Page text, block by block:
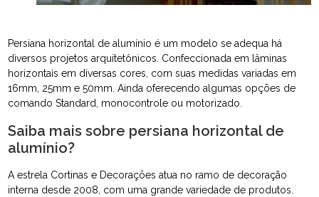
Persiana horizontal de alumínio é um modelo se adequa há
diversos projetos arquitetônicos. Confeccionada em lâminas
horizontais em diversas cores, com suas medidas variadas em
16mm, 25mm e 50mm. Ainda oferecendo algumas opções de
comando Standard, monocontrole ou motorizado.
Saiba mais sobre persiana horizontal de
alumínio?
A estrela Cortinas e Decorações atua no ramo de decoração
interna desde 2008, com uma grande variedade de produtos.